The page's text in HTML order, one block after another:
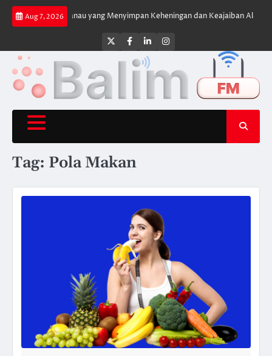
Skip
Aug 7, 2026
di Atas Danau yang Menyimpan Keheningan dan Keajaiban Alam
Twitter
Facebook
LinkedInInstagram
Tag: Pola Makan